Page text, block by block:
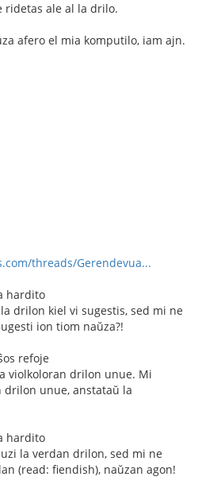
ridetas ale al la drilo.
afero el mia komputilo, iam ajn.
threads/Gerendevua...
hardito
drilon kiel vi sugestis, sed mi ne
ion tiom naŭza?!
refoje
violkoloran drilon unue. Mi
drilon unue, anstataŭ la
hardito
la verdan drilon, sed mi ne
(read: fiendish), naŭzan agon!